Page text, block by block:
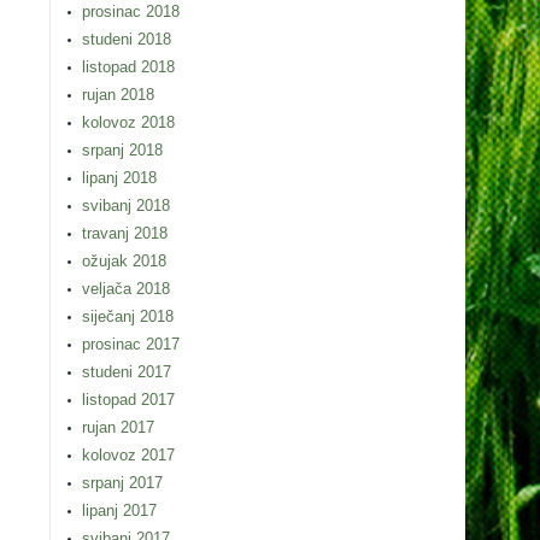
prosinac 2018
studeni 2018
listopad 2018
rujan 2018
kolovoz 2018
srpanj 2018
lipanj 2018
svibanj 2018
travanj 2018
ožujak 2018
veljača 2018
siječanj 2018
prosinac 2017
studeni 2017
listopad 2017
rujan 2017
kolovoz 2017
srpanj 2017
lipanj 2017